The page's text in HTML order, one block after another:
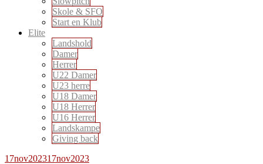
Skole & SFO
Start en Klub
Elite
Landshold
Damer
Herrer
U22 Damer
U23 herre
U18 Damer
U18 Herrer
U16 Herrer
Landskampe
Giving back
17nov202317nov2023